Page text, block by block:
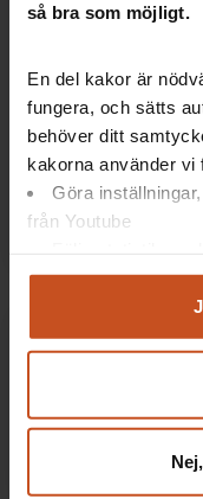
så bra som möjligt.
En del kakor är
fungera, och sätts
behöver ditt
kakorna använder vi
Göra
från Youtube
Analysera trafik
Du kan när som
Forskning
organisation
Utfrysning ses
individer på en
att vi i högre grad
OSA SAM